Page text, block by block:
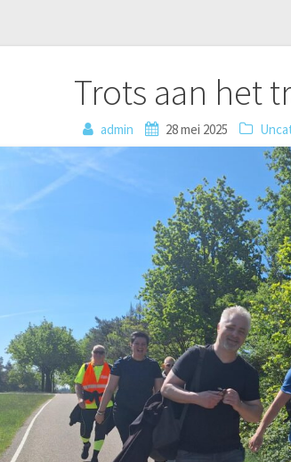
Trots aan het
admin 28 mei 2025